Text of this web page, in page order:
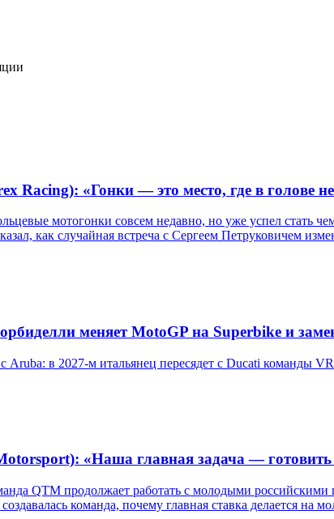
Racing): «Гонки — это место, где в голове
мотогонки совсем недавно, но уже успел стать
как случайная встреча с Сергеем Петруковичем
меняет MotoGP на Superbike и
в 2027-м итальянец пересядет с Ducati команды
«Наша главная задача — готовить
QTM продолжает работать с молодыми
команда, почему главная ставка делается